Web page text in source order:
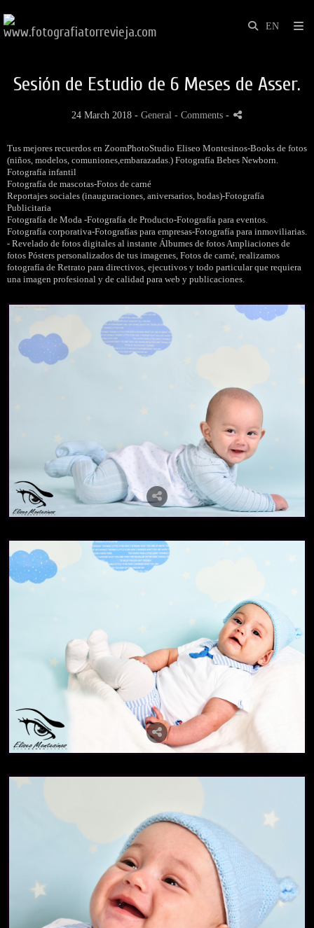
Sesión de Estudio de 6 Meses de Asser.
24 March 2018 - General - Comments -
Tus mejores recuerdos en ZoomPhotoStudio Eliseo Montesinos-Books de fotos
(niños, modelos, comuniones,embarazadas.) Fotografía Bebes Newborn.
Fotografía infantil
Fotografía de mascotas-Fotos de carné
Reportajes sociales (inauguraciones, aniversarios, bodas)-Fotografía
Publicitaria
Fotografía de Moda -Fotografía de Producto-Fotografía para eventos.
Fotografía corporativa-Fotografías para empresas-Fotografía para inmoviliarias.
- Revelado de fotos digitales al instante Álbumes de fotos Ampliaciones de
fotos Pósters personalizados de tus imagenes, Fotos de carné, realizamos
fotografía de Retrato para directivos, ejecutivos y todo particular que requiera
una imagen profesional y de calidad para web y publicaciones.